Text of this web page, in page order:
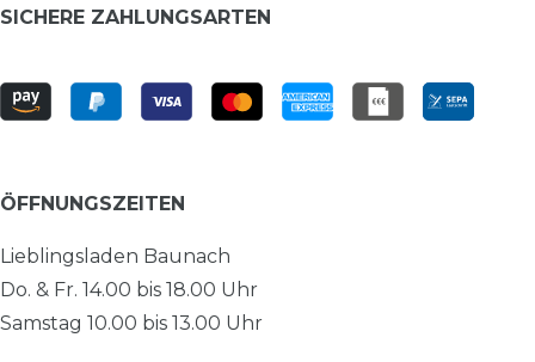
SICHERE ZAHLUNGSARTEN
ÖFFNUNGSZEITEN
Lieblingsladen Baunach
Do. & Fr. 14.00 bis 18.00 Uhr
Samstag 10.00 bis 13.00 Uhr